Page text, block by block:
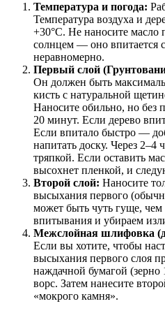
Температура и погода:
Температура воздуха и
+30°C. Не наносите
солнцем — оно впитается
неравномерно.
Первый слой
Он должен быть
кисть с натуральной
Наносите обильно, но без
20 минут. Если дерево
Если впитало быстро —
напитать доску. Через 2–4
тряпкой. Если оставить
высохнет пленкой, и
Второй слой: Наносите
высыхания первого
может быть чуть гуще,
впитывания и убираем
Межслойная шлифовка
Если вы хотите, чтобы
высыхания первого слоя
наждачной бумагой
ворс. Затем нанесите
«мокрого камня».